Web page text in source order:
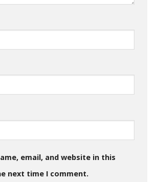
email, and website in this
next time I comment.